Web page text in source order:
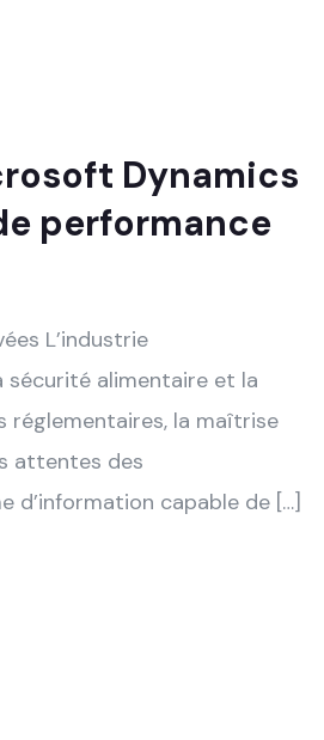
Dynamics
performance
L’industrie
sécurité alimentaire et la
réglementaires, la maîtrise
attentes des
d’information capable de […]